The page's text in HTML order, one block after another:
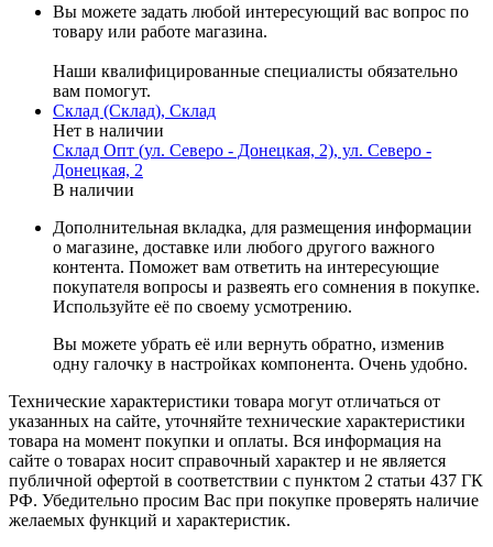
Вы можете задать любой интересующий вас вопрос по
товару или работе магазина.
Наши квалифицированные специалисты обязательно
вам помогут.
Склад (Склад), Склад
Нет в наличии
Склад Опт (ул. Северо - Донецкая, 2), ул. Северо -
Донецкая, 2
В наличии
Дополнительная вкладка, для размещения информации
о магазине, доставке или любого другого важного
контента. Поможет вам ответить на интересующие
покупателя вопросы и развеять его сомнения в покупке.
Используйте её по своему усмотрению.
Вы можете убрать её или вернуть обратно, изменив
одну галочку в настройках компонента. Очень удобно.
Технические характеристики товара могут отличаться от
указанных на сайте, уточняйте технические характеристики
товара на момент покупки и оплаты. Вся информация на
сайте о товарах носит справочный характер и не является
публичной офертой в соответствии с пунктом 2 статьи 437 ГК
РФ. Убедительно просим Вас при покупке проверять наличие
желаемых функций и характеристик.